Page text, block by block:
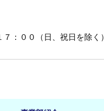
：００（日、祝日を除く）